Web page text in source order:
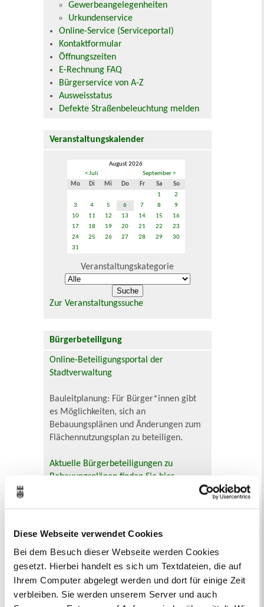
Diese Webseite verwendet Cookies
Bei dem Besuch dieser Webseite werden Cookies
gesetzt. Hierbei handelt es sich um Textdateien, die auf
Ihrem Computer abgelegt werden und dort für einige Zeit
verbleiben. Sie werden unserem Server und auch
Gewerbeangelegenheiten
Urkundenservice
Online-Service (Serviceportal)
Kontaktformular
Öffnungszeiten
E-Rechnung FAQ
Bürgerservice von A-Z
Ausweisstatus
Defekte Straßenbeleuchtung melden
Veranstaltungskalender
August 2026
< Juli
September >
Mo
Di Mi Do Fr Sa
So
1
2
3
4 5 6 7 8
9
10
11 12 13 14 15
16
17
18 19 20 21 22
23
24
25 26 27 28 29
30
31
Veranstaltungskategorie
Zur Veranstaltungssuche
Bürgerbeteiligung
Online-Beteiligungsportal der
Stadtverwaltung
Bauleitplanung: Für Bürger*innen gibt
es Möglichkeiten, sich an
Bebauungsplänen und Änderungen zum
Flächennutzungsplan zu beteiligen.
Aktuelle Bürgerbeteiligungen zu
Bebauungsplänen finden Sie hier.
Sie hier.
Neu in Recklinghausen
Heiraten
Geburt
Sterbefall Umzug
Gewerbe
Behinderung
Arbeitslos